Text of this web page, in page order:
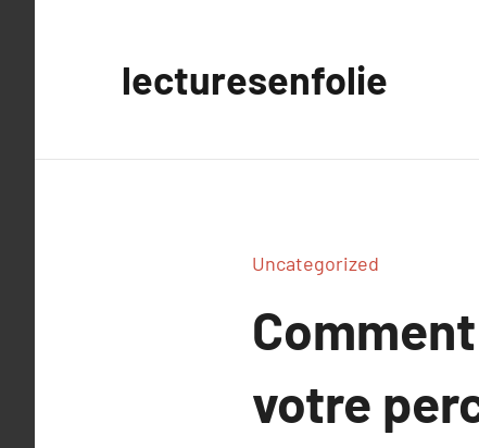
lecturesenfolie
Uncategorized
votre